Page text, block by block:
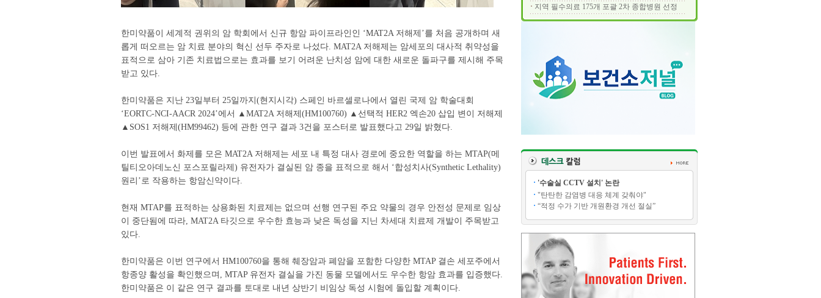
한미약품이 세계적 권위의 암 학회에서 신규 항암 파이프라인인 ‘MAT2A 저해제’를 처음 공개하며 새
롭게 떠오르는 암 치료 분야의 혁신 선두 주자로 나섰다. MAT2A 저해제는 암세포의 대사적 취약성을
표적으로 삼아 기존 치료법으로는 효과를 보기 어려운 난치성 암에 대한 새로운 돌파구를 제시해 주목
받고 있다.
한미약품은 지난 23일부터 25일까지(현지시각) 스페인 바르셀로나에서 열린 국제 암 학술대회
‘EORTC-NCI-AACR 2024’에서 ▲MAT2A 저해제(HM100760) ▲선택적 HER2 엑손20 삽입 변이 저해제
▲SOS1 저해제(HM99462) 등에 관한 연구 결과 3건을 포스터로 발표했다고 29일 밝혔다.
이번 발표에서 화제를 모은 MAT2A 저해제는 세포 내 특정 대사 경로에 중요한 역할을 하는 MTAP(메
틸티오아데노신 포스포릴라제) 유전자가 결실된 암 종을 표적으로 해서 ‘합성치사(Synthetic Lethality)
원리’로 작용하는 항암신약이다.
현재 MTAP를 표적하는 상용화된 치료제는 없으며 선행 연구된 주요 약물의 경우 안전성 문제로 임상
이 중단됨에 따라, MAT2A 타깃으로 우수한 효능과 낮은 독성을 지닌 차세대 치료제 개발이 주목받고
있다.
한미약품은 이번 연구에서 HM100760을 통해 췌장암과 폐암을 포함한 다양한 MTAP 결손 세포주에서
항종양 활성을 확인했으며, MTAP 유전자 결실을 가진 동물 모델에서도 우수한 항암 효과를 입증했다.
한미약품은 이 같은 연구 결과를 토대로 내년 상반기 비임상 독성 시험에 돌입할 계획이다.
지역 필수의료 175개 포괄 2차 종합병원 선정
'수술실 CCTV 설치' 논란
"탄탄한 감염병 대응 체계 갖춰야"
“적정 수가 기반 개원환경 개선 절실”